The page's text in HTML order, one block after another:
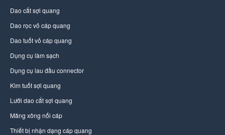
Dao cắt sợi quang
Dao rọc vỏ cáp quang
Dao tuốt vỏ cáp quang
Dụng cụ làm sạch
Dụng cụ lau đầu connector
Kìm tuốt sợi quang
Lưỡi dao cắt sợi quang
Măng xông nối cáp
Thiết bị nhận dạng cáp quang